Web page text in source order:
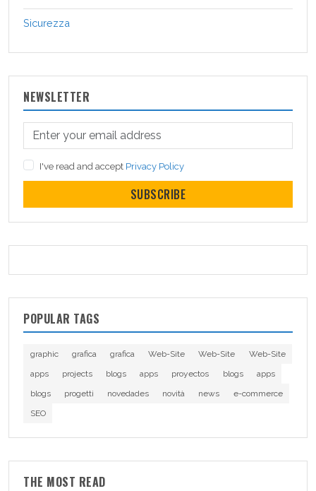
Sicurezza
NEWSLETTER
I've read and accept Privacy Policy
SUBSCRIBE
POPULAR TAGS
graphic grafica grafica Web-Site Web-Site
Web-Site
apps
projects blogs apps proyectos blogs
apps
blogs
progetti novedades novità news
e-commerce
SEO
THE MOST READ